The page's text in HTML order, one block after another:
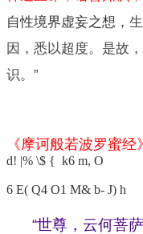
自性境界虚妄之想，
因，悉以超度。是故
识。”
《摩诃般若波罗蜜
d! |% \$ { k6 m, O
6 E( Q4 O1 M& b- J) h
“世尊，云何菩